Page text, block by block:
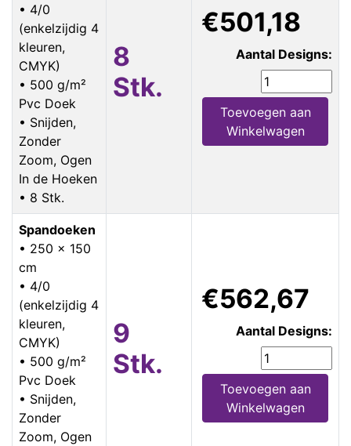
• 4/0
(enkelzijdig 4
kleuren,
CMYK)
• 500 g/m²
Pvc Doek
• Snijden,
Zonder
Zoom, Ogen
In de Hoeken
• 8 Stk.
8
Stk.
€501,18
Aantal Designs:
Toevoegen aan
Winkelwagen
Spandoeken
• 250 x 150
cm
• 4/0
(enkelzijdig 4
kleuren,
CMYK)
• 500 g/m²
Pvc Doek
• Snijden,
Zonder
Zoom, Ogen
9
Stk.
€562,67
Aantal Designs:
Toevoegen aan
Winkelwagen